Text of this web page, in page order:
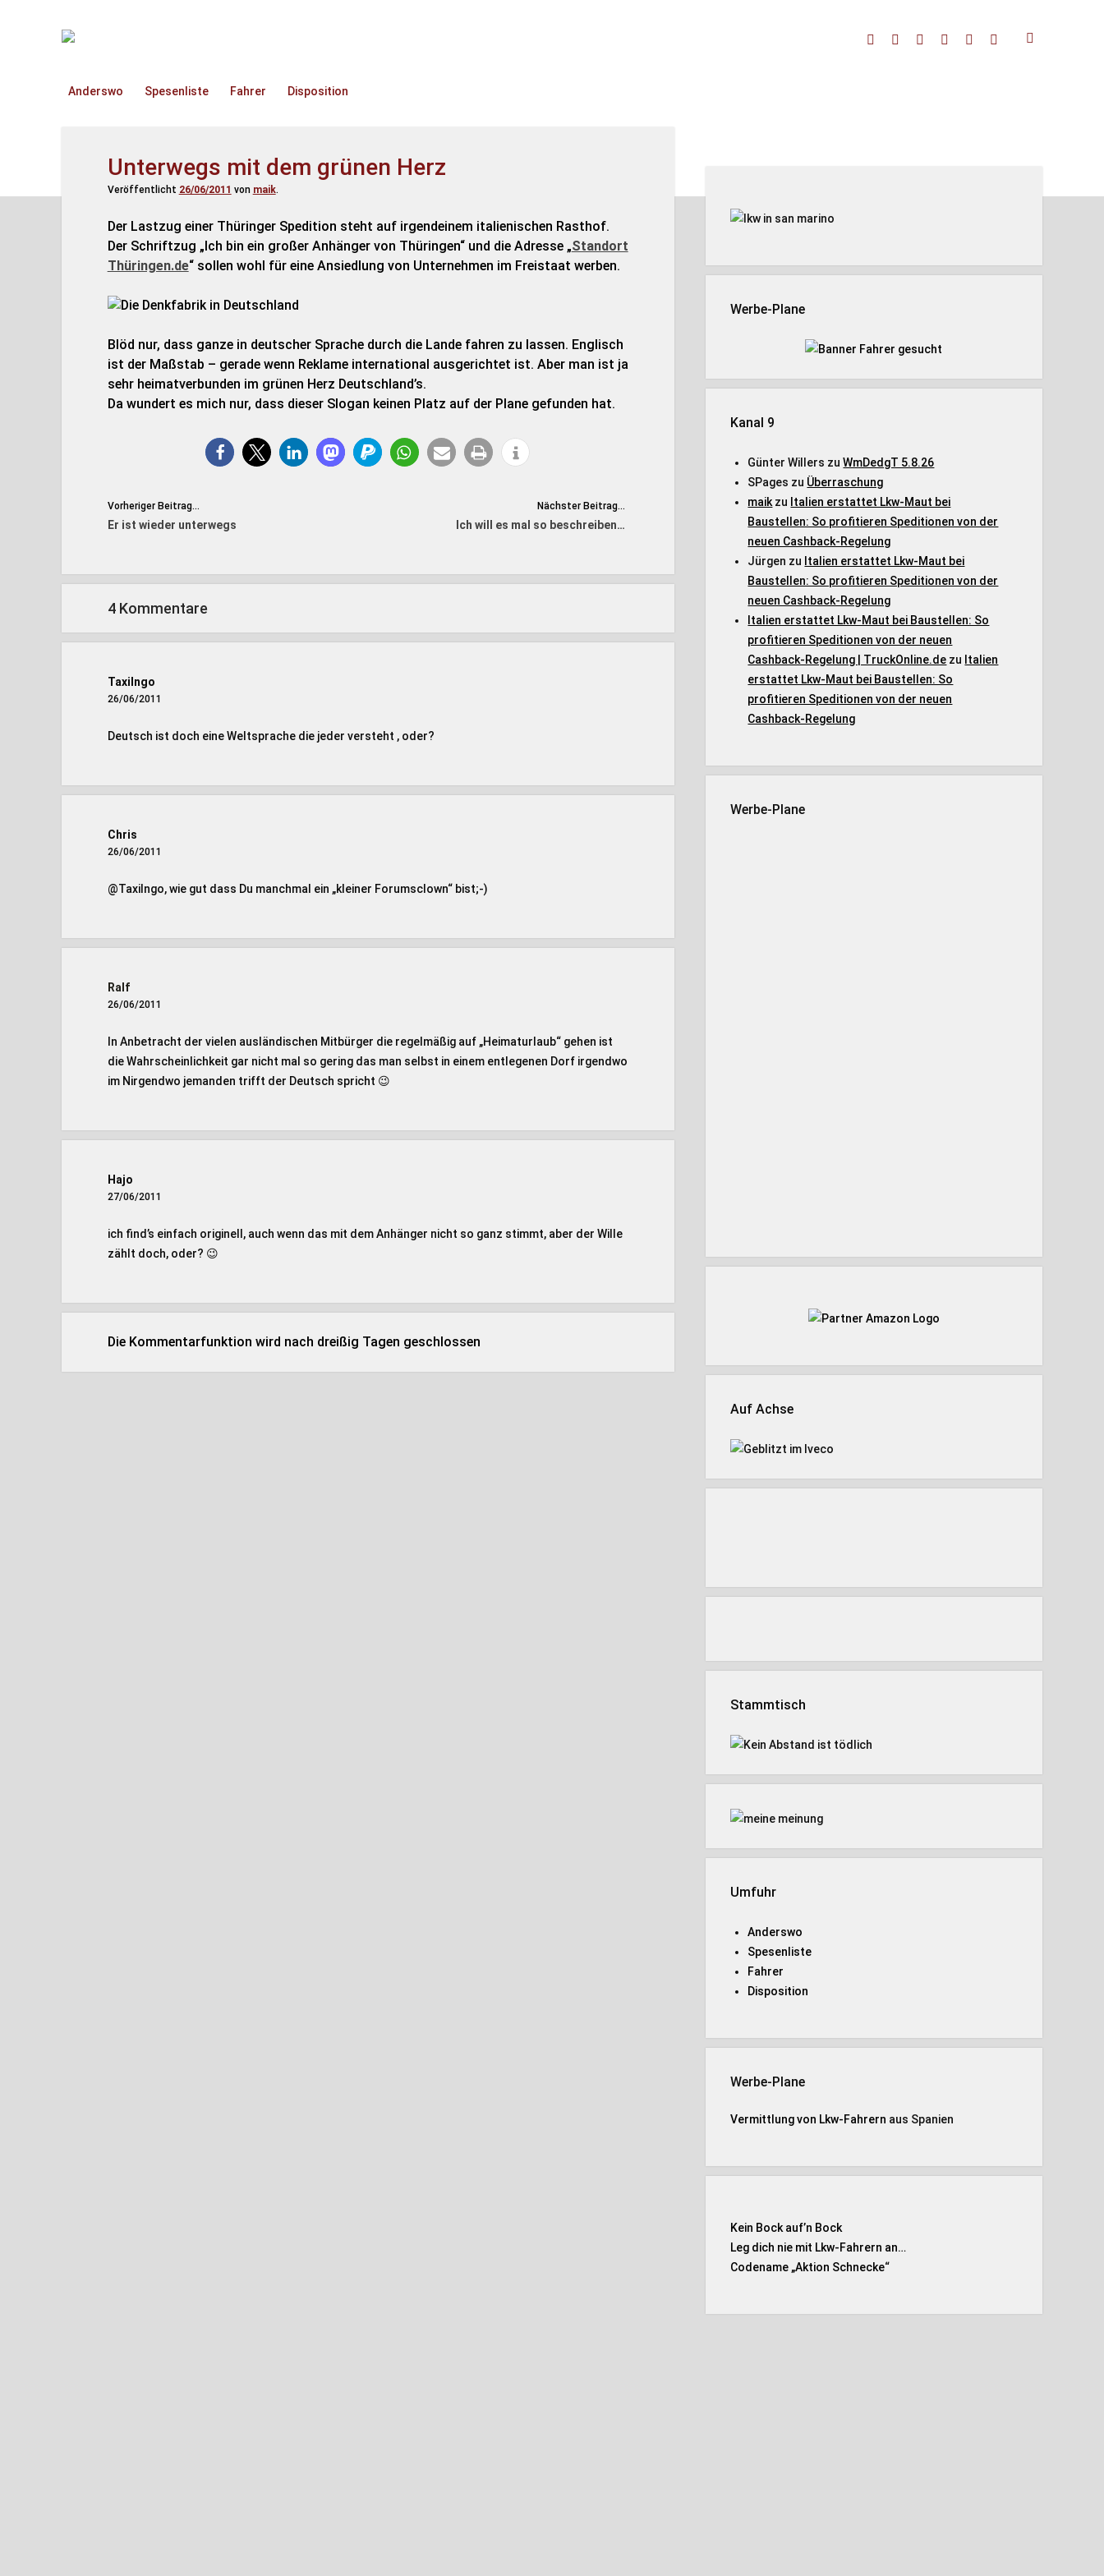
TruckOnline.de facebookthreadslinkedinyoutube
rss amazon
Anderswo Spesenliste Fahrer Disposition
Unterwegs mit dem grünen Herz
Veröffentlicht 26/06/2011 von maik.
Der Lastzug einer Thüringer Spedition steht auf irgendeinem italienischen Rasthof.
Der Schriftzug „Ich bin ein großer Anhänger von Thüringen“ und die Adresse „Standort
Thüringen.de“ sollen wohl für eine Ansiedlung von Unternehmen im Freistaat werben.
Blöd nur, dass ganze in deutscher Sprache durch die Lande fahren zu lassen. Englisch
ist der Maßstab – gerade wenn Reklame international ausgerichtet ist. Aber man ist ja
sehr heimatverbunden im grünen Herz Deutschland’s.
Da wundert es mich nur, dass dieser Slogan keinen Platz auf der Plane gefunden hat.
Vorheriger Beitrag...
Er ist wieder unterwegs
Nächster Beitrag...
Ich will es mal so beschreiben…
4 Kommentare
TaxiIngo
26/06/2011
Deutsch ist doch eine Weltsprache die jeder versteht , oder?
Chris
26/06/2011
@TaxiIngo, wie gut dass Du manchmal ein „kleiner Forumsclown“ bist;-)
Ralf
26/06/2011
In Anbetracht der vielen ausländischen Mitbürger die regelmäßig auf „Heimaturlaub“ gehen ist
die Wahrscheinlichkeit gar nicht mal so gering das man selbst in einem entlegenen Dorf irgendwo
im Nirgendwo jemanden trifft der Deutsch spricht 😉
Hajo
27/06/2011
ich find’s einfach originell, auch wenn das mit dem Anhänger nicht so ganz stimmt, aber der Wille
zählt doch, oder? 😉
Die Kommentarfunktion wird nach dreißig Tagen geschlossen
Werbe-Plane
Kanal 9
Günter Willers zuWmDedgT 5.8.26
SPages zu Überraschung
maik zu Italien erstattet Lkw-Maut bei
Baustellen: So profitieren Speditionen von der
neuen Cashback-Regelung
Jürgen zu Italien erstattet Lkw-Maut bei
Baustellen: So profitieren Speditionen von der
neuen Cashback-Regelung
Italien erstattet Lkw-Maut bei Baustellen: So
profitieren Speditionen von der neuen
Cashback-Regelung | TruckOnline.de zu Italien
erstattet Lkw-Maut bei Baustellen: So
profitieren Speditionen von der neuen
Cashback-Regelung
Werbe-Plane
Auf Achse
Stammtisch
Umfuhr
Anderswo
Spesenliste
Fahrer
Disposition
Werbe-Plane
Vermittlung von Lkw-Fahrern aus Spanien
Kein Bock auf’n Bock
Leg dich nie mit Lkw-Fahrern an…
Codename „Aktion Schnecke“